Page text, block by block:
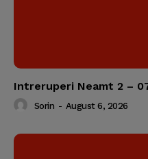
Intreruperi Neamt 2 –
Sorin - August 6, 2026